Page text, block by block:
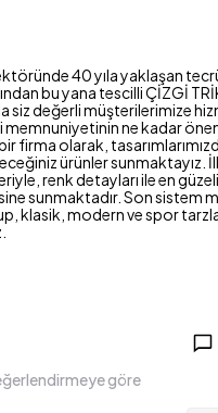
40 yıla yaklaşan
bu yana tescilli ÇİZGİ
siz değerli müşterilerimize
ne kadar
firma olarak,
ürünler sunmaktayız.
renk detayları ile en
sunmaktadır. Son sistem
klasik, modern ve spor
göre